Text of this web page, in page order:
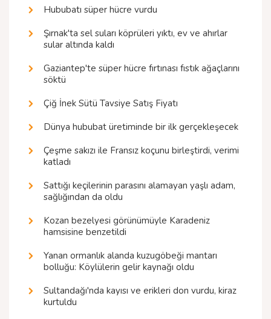
Hububatı süper hücre vurdu
Şırnak'ta sel suları köprüleri yıktı, ev ve ahırlar
sular altında kaldı
Gaziantep'te süper hücre fırtınası fıstık ağaçlarını
söktü
Çiğ İnek Sütü Tavsiye Satış Fiyatı
Dünya hububat üretiminde bir ilk gerçekleşecek
Çeşme sakızı ile Fransız koçunu birleştirdi, verimi
katladı
Sattığı keçilerinin parasını alamayan yaşlı adam,
sağlığından da oldu
Kozan bezelyesi görünümüyle Karadeniz
hamsisine benzetildi
Yanan ormanlık alanda kuzugöbeği mantarı
bolluğu: Köylülerin gelir kaynağı oldu
Sultandağı'nda kayısı ve erikleri don vurdu, kiraz
kurtuldu